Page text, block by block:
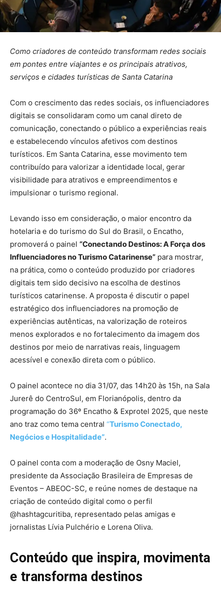
Como criadores de conteúdo transformam redes sociais
em pontes entre viajantes e os principais atrativos,
serviços e cidades turísticas de Santa Catarina
Com o crescimento das redes sociais, os influenciadores
digitais se consolidaram como um canal direto de
comunicação, conectando o público a experiências reais
e estabelecendo vínculos afetivos com destinos
turísticos. Em Santa Catarina, esse movimento tem
contribuído para valorizar a identidade local, gerar
visibilidade para atrativos e empreendimentos e
impulsionar o turismo regional.
Levando isso em consideração, o maior encontro da
hotelaria e do turismo do Sul do Brasil, o Encatho,
promoverá o painel “Conectando Destinos: A Força dos
Influenciadores no Turismo Catarinense” para mostrar,
na prática, como o conteúdo produzido por criadores
digitais tem sido decisivo na escolha de destinos
turísticos catarinense. A proposta é discutir o papel
estratégico dos influenciadores na promoção de
experiências autênticas, na valorização de roteiros
menos explorados e no fortalecimento da imagem dos
destinos por meio de narrativas reais, linguagem
acessível e conexão direta com o público.
O painel acontece no dia 31/07, das 14h20 às 15h, na Sala
Jurerê do CentroSul, em Florianópolis, dentro da
programação do 36º Encatho & Exprotel 2025, que neste
ano traz como tema central “Turismo Conectado,
Negócios e Hospitalidade”.
O painel conta com a moderação de Osny Maciel,
presidente da Associação Brasileira de Empresas de
Eventos – ABEOC-SC, e reúne nomes de destaque na
criação de conteúdo digital como o perfil
@hashtagcuritiba, representado pelas amigas e
jornalistas Lívia Pulchério e Lorena Oliva.
Conteúdo que inspira, movimenta
e transforma destinos